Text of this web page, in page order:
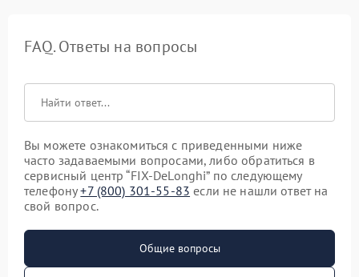
FAQ. Ответы на вопросы
Вы можете ознакомиться с приведенными ниже
часто задаваемыми вопросами, либо обратиться в
сервисный центр “FIX-DeLonghi” по следующему
телефону+7 (800) 301-55-83 если не нашли ответ на
свой вопрос.
Общие вопросы